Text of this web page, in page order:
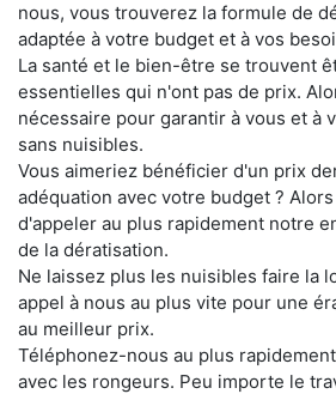
nous, vous trouverez la formule de
adaptée à votre budget et à vos
La santé et le bien-être se trouvent
essentielles qui n'ont pas de prix.
nécessaire pour garantir à vous et à
sans nuisibles.
Vous aimeriez bénéficier d'un prix
adéquation avec votre budget ?
d'appeler au plus rapidement notre
de la dératisation.
Ne laissez plus les nuisibles faire la
appel à nous au plus vite pour une
au meilleur prix.
Téléphonez-nous au plus
avec les rongeurs. Peu importe le